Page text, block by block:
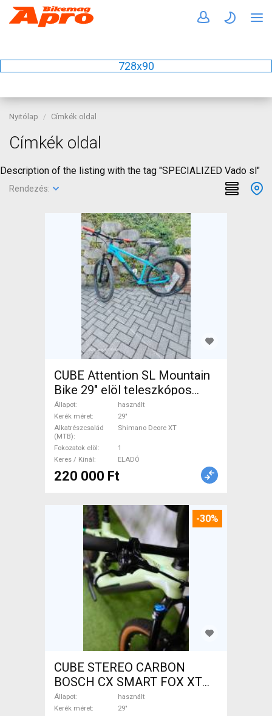
728x90
Nyitólap Címkék oldal
Címkék oldal
Description of the listing with the tag "SPECIALIZED Vado sl"
Rendezés:
CUBE Attention SL Mountain
Bike 29" elöl teleszkópos
Shimano Deore XT használt
ELADÓ
Állapot
használt
Kerék méret
29"
Alkatrészcsalád
(MTB)
Shimano Deore XT
Fokozatok elöl
1
Keres / Kínál
ELADÓ
220 000 Ft
-30%
CUBE STEREO CARBON
BOSCH CX SMART FOX XT
Elektromos Mountain Bike
29" össztelós / fully Bosch
Állapot
használt
Kerék méret
29"